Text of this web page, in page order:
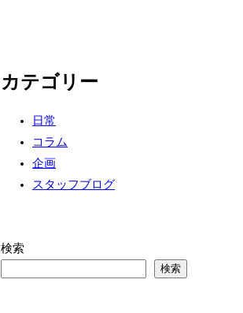
カテゴリー
日常
コラム
企画
スタッフブログ
検索
検索